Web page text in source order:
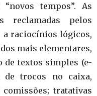
tempos”. As
reclamadas pelos
a raciocínios lógicos,
mais elementares,
de textos simples (e-
de trocos no caixa,
tratativas